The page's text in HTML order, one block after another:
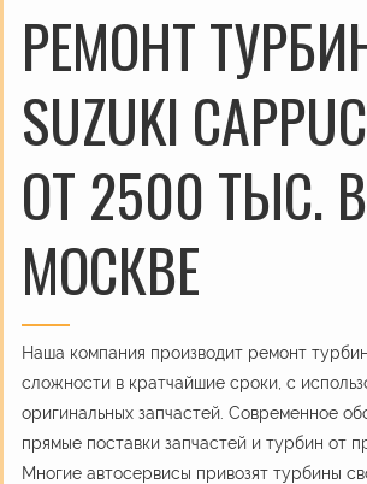
РЕМОНТ
SUZUKI
ОТ 2500 ТЫС. В
МОСКВЕ
Наша компания производит ремонт
сложности в кратчайшие сроки, с
оригинальных запчастей. Современное
прямые поставки запчастей и турбин от
Многие автосервисы привозят турбины